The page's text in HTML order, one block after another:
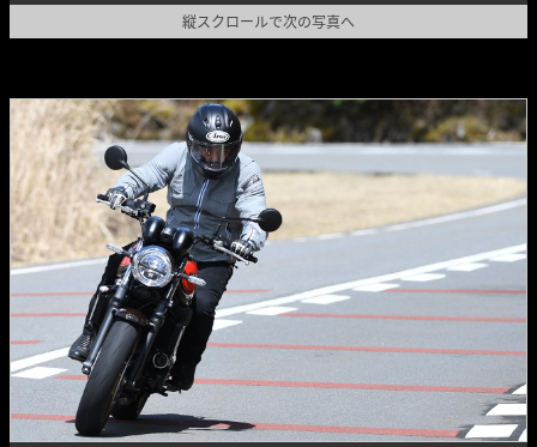
縦スクロールで次の写真へ